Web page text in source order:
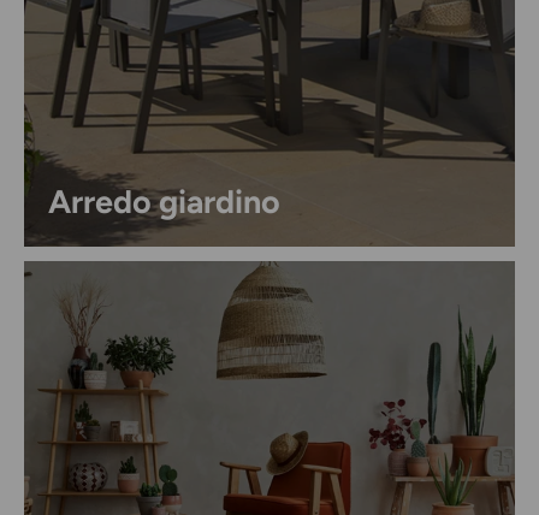
Arredo giardino